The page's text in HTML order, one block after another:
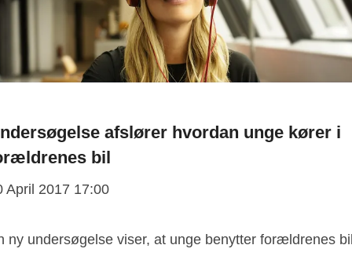
afslører hvordan unge kører i
bil
April 2017 17:00
ny undersøgelse viser, at unge benytter forældrenes